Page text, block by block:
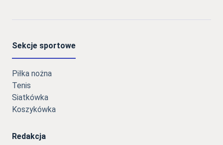
Sekcje sportowe
Piłka nożna
Tenis
Siatkówka
Koszykówka
Redakcja